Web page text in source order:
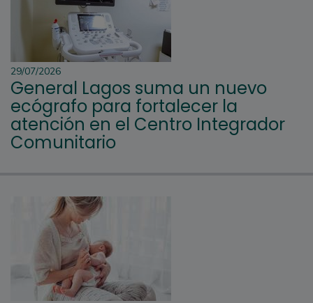
29/07/2026
General Lagos suma un nuevo
ecógrafo para fortalecer la
atención en el Centro Integrador
Comunitario